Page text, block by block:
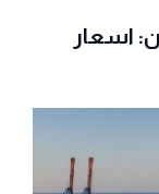
اسعار